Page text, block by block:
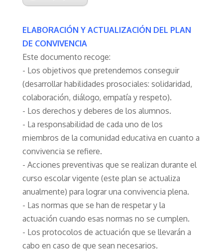
ELABORACIÓN Y ACTUALIZACIÓN DEL PLAN
DE CONVIVENCIA
Este documento recoge:
- Los objetivos que pretendemos conseguir
(desarrollar habilidades prosociales: solidaridad,
colaboración, diálogo, empatía y respeto).
- Los derechos y deberes de los alumnos.
- La responsabilidad de cada uno de los
miembros de la comunidad educativa en cuanto a
convivencia se refiere.
- Acciones preventivas que se realizan durante el
curso escolar vigente (este plan se actualiza
anualmente) para lograr una convivencia plena.
- Las normas que se han de respetar y la
actuación cuando esas normas no se cumplen.
- Los protocolos de actuación que se llevarán a
cabo en caso de que sean necesarios.